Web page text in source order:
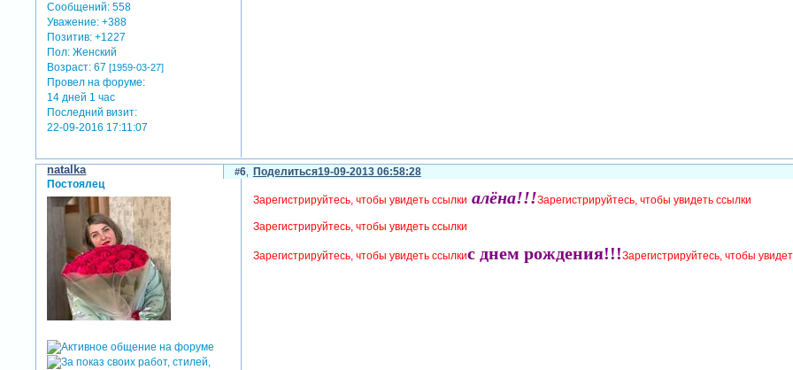
Сообщений: 558
Уважение: +388
Позитив: +1227
Пол: Женский
Возраст: 67[1959-03-27]
Провел на форуме:
14 дней 1 час
Последний визит:
22-09-2016 17:11:07
Поделиться
6 19-09-2013 06:58:28
natalka
Постоялец
Зарегистрируйтесь, чтобы увидеть ссылки алёна!!!Зарегистрируйтесь, чтобы увидеть ссылки
Зарегистрируйтесь, чтобы увидеть ссылки
Зарегистрируйтесь, чтобы увидеть ссылкис днем рождения!!!Зарегистрируйтесь, чтобы